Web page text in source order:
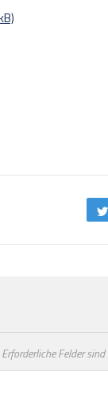
Erforderliche Felder